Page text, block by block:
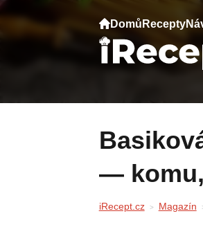
Domů Recepty
Basiková otevřela srdce po letech mlčení
—
iRecept.cz Magazín